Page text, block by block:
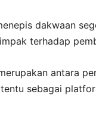
dakwaan
terhadap
antara
sebagai